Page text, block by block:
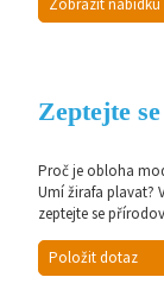
Zobrazit nabídku
Zeptejte
Proč je obloha
Umí žirafa plavat?
zeptejte se
Položit dotaz